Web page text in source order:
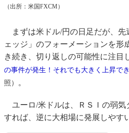
（出所：米国FXCM）
まずは米ドル/円の日足だが、先
ェッジ」のフォーメーションを形
き続き、切り返しの可能性に注目
の事件が発生！それでも大きく上昇で
照）
。
ユーロ/米ドルは、ＲＳＩの弱気
すれば、逆に大相場に発展しやす